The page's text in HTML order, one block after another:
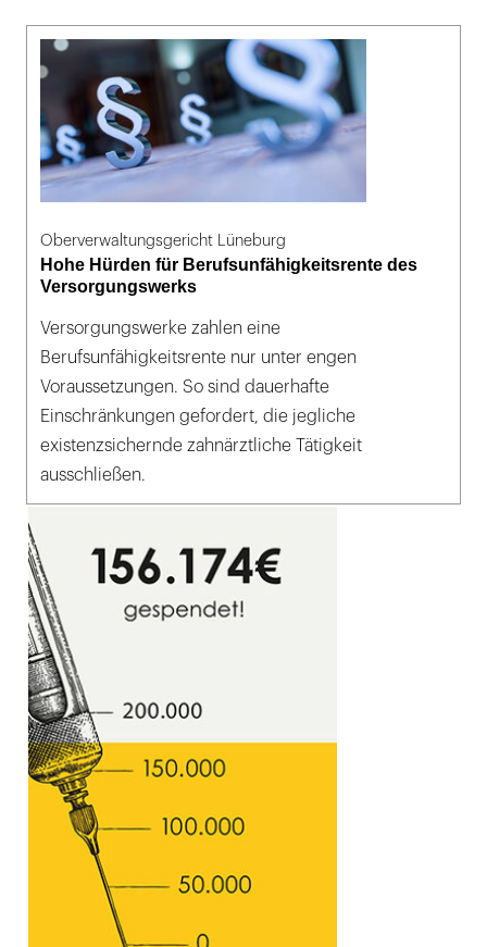
Oberverwaltungsgericht Lüneburg
Hohe Hürden für Berufsunfähigkeitsrente des
Versorgungswerks
Versorgungswerke zahlen eine
Berufsunfähigkeitsrente nur unter engen
Voraussetzungen. So sind dauerhafte
Einschränkungen gefordert, die jegliche
existenzsichernde zahnärztliche Tätigkeit
ausschließen.